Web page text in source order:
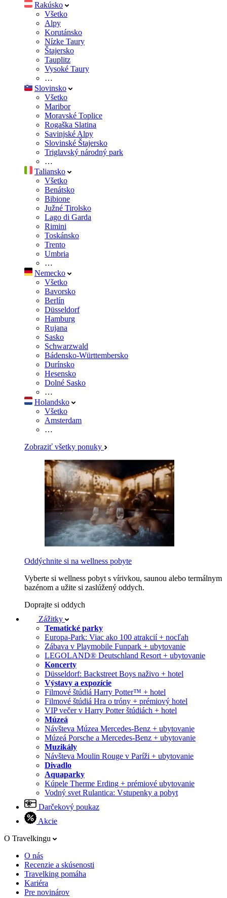
Rakúsko
Všetko
Alpy
Korutánsko
Nízke Taury
Štajersko
Tauplitz
Vysoké Taury
…
Slovinsko
Všetko
Maribor
Moravské Toplice
Rogaška Slatina
Savinjské Alpy
Slovinské Štajersko
Triglavský národný park
…
Taliansko
Všetko
Benátsko
Bibione
Južné Tirolsko
Lago di Garda
Rimini
Toskánsko
Trento
Umbria
…
Nemecko
Všetko
Bavorsko
Berlín
Düsseldorf
Hamburg
Rujana
Sasko
Schwarzwald
Bádensko-Württembersko
Durínsko
Hesensko
Dolné Sasko
…
Holandsko
Všetko
Amsterdam
…
Zobraziť všetky ponuky
Oddýchnite si na wellness pobyte
Vyberte si wellness pobyt s vírivkou, saunou alebo termálnym
bazénom a užite si zaslúžený oddych.
Doprajte si oddych
Zážitky
Tematické parky
Europa-Park: Viac ako 100 atrakcií + nocľah
Zábava v Playmobile Funpark + ubytovanie
LEGOLAND® Deutschland Resort + ubytovanie
Koncerty
Düsseldorf: Backstreet Boys naživo + hotel
Výstavy a expozície
Filmové štúdiá Harry Potter™ + hotel
Filmové štúdiá Hra o tróny + prémiový hotel
VIP večer v Harry Potter štúdiách + hotel
Múzeá
Návšteva Múzea Mercedes-Benz + ubytovanie
Múzeá Porsche a Mercedes-Benz + ubytovanie
Muzikály
Návšteva Moulin Rouge v Paríži + ubytovanie
Divadlo
Aquaparky
Kúpele Therme Erding + prémiové ubytovanie
Vodný svet Rulantica: Vstupenky a pobyt
Darčekový poukaz
Akcie
O Travelkingu
O nás
Recenzie a skúsenosti
Travelking pomáha
Kariéra
Pre novinárov